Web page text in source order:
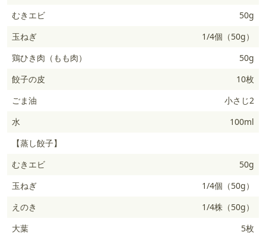
むきエビ
50g
玉ねぎ
1/4個（50g）
鶏ひき肉（もも肉）
50g
餃子の皮
10枚
ごま油
小さじ2
水
100ml
【蒸し餃子】
むきエビ
50g
玉ねぎ
1/4個（50g）
えのき
1/4株（50g）
大葉
5枚